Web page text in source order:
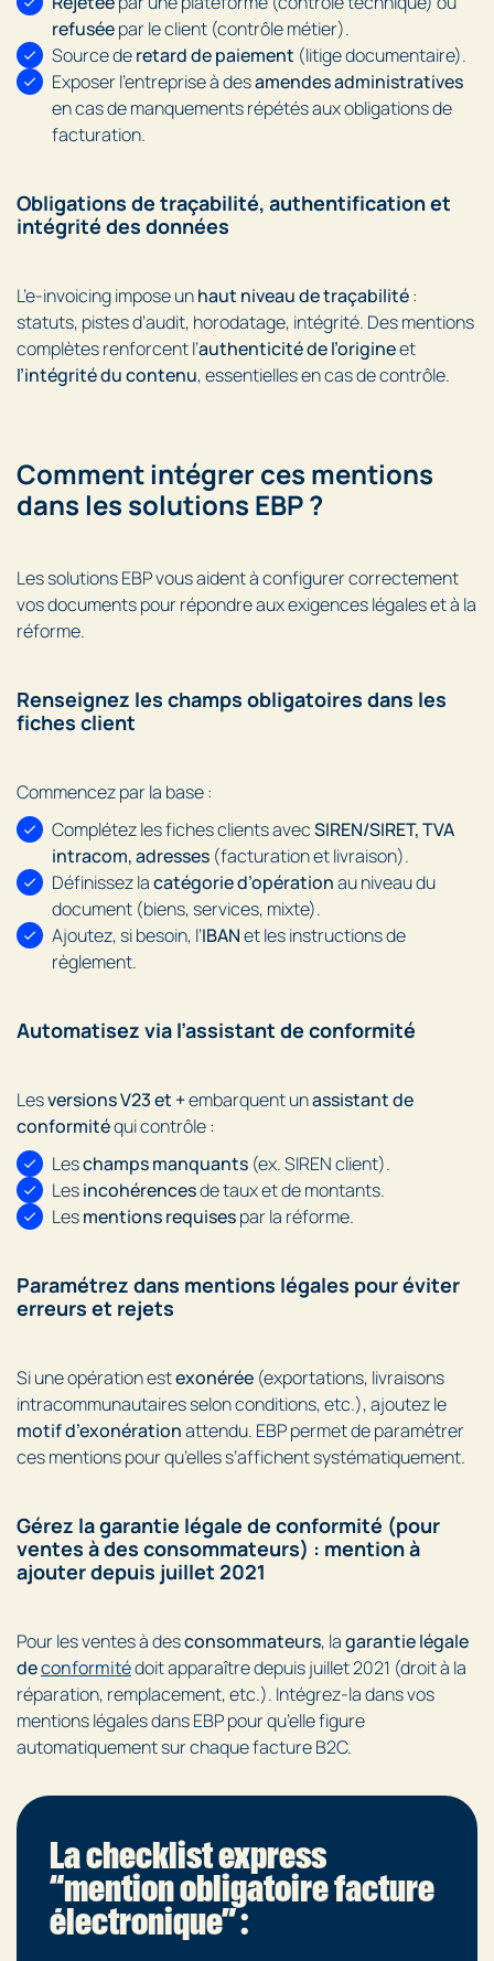
refuséepar le client (contrôle métier).
Source deretard de paiement (litige documentaire).
Exposer l’entreprise à desamendes administratives
en cas de manquements répétés aux obligations de
facturation.
Obligations de traçabilité, authentification et
intégrité des données
L’e-invoicing impose unhaut niveau de traçabilité:
statuts, pistes d’audit, horodatage, intégrité. Des mentions
complètes renforcent l’authenticité de l’origineet
l’intégrité du contenu, essentielles en cas de contrôle.
Comment intégrer ces mentions
dans les solutions EBP ?
Les solutions EBP vous aident à configurer correctement
vos documents pour répondre aux exigences légales et à la
réforme.
Renseignez les champs obligatoires dans les
fiches client
Commencez par la base :
Complétez les fiches clients avecSIREN/SIRET, TVA
intracom, adresses (facturation et livraison).
Définissez lacatégorie d’opérationau niveau du
document (biens, services, mixte).
Ajoutez, si besoin, l’IBANet les instructions de
règlement.
Automatisez via l’assistant de conformité
Lesversions V23 et +embarquent unassistant de
conformitéqui contrôle :
Leschamps manquants (ex. SIREN client).
Lesincohérencesde taux et de montants.
Lesmentions requisespar la réforme.
Paramétrez dans mentions légales pour éviter
erreurs et rejets
Si une opération estexonérée (exportations, livraisons
intracommunautaires selon conditions, etc.), ajoutez le
motif d’exonérationattendu. EBP permet de paramétrer
ces mentions pour qu’elles s’affichent systématiquement.
Gérez la garantie légale de conformité (pour
ventes à des consommateurs) : mention à
ajouter depuis juillet 2021
Pour les ventes à desconsommateurs, lagarantie légale
deconformitédoit apparaître depuis juillet 2021 (droit à la
réparation, remplacement, etc.). Intégrez-la dans vos
mentions légales dans EBP pour qu’elle figure
automatiquement sur chaque facture B2C.
La checklist express
“mention obligatoire facture
électronique” :